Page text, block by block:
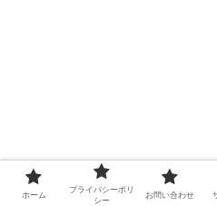
ホーム
プライバシーポリ
シー
お問い合わせ